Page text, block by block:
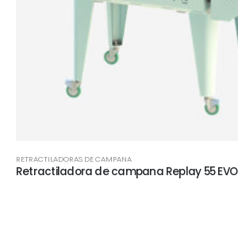
RETRACTILADORAS DE CAMPANA
Retractiladora de campana Replay 55 EVO